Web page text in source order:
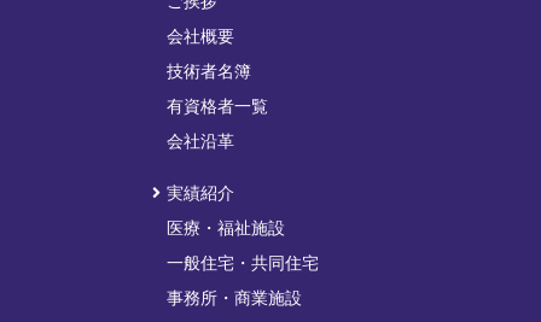
会社概要
技術者名簿
有資格者一覧
会社沿革
実績紹介
医療・福祉施設
一般住宅・共同住宅
事務所・商業施設